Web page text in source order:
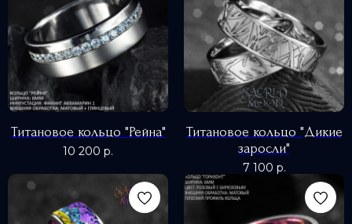
Титановое кольцо "Рейна"
10 200 р.
Титановое кольцо "Дикие
заросли"
7 100 р.